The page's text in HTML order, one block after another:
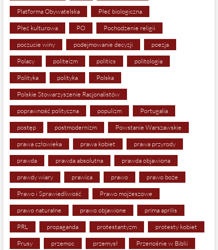
Platforma Obywatelska Płeć biologiczna
Płeć kulturowa PO Pochodzenie religii
poczucie winy podejmowanie decyzji poezja
Polacy politeizm politics politologia
Polityka polityka Polska
Polskie Stowarzyszenie Racjonalistów
poprawność polityczna populizm Portugalia
postęp postmodernizm Powstanie Warszawskie
prawa człowieka prawa kobiet prawa przyrody
prawda prawda absolutna prawda objawiona
prawdy wiary prawica prawo prawo boże
Prawo i Sprawiedliwość Prawo mojżeszowe
prawo naturalne prawo objawione prima aprilis
PRL propaganda protestantyzm protesty kobiet
Prusy przemoc przemysł Przenośnie w Biblii